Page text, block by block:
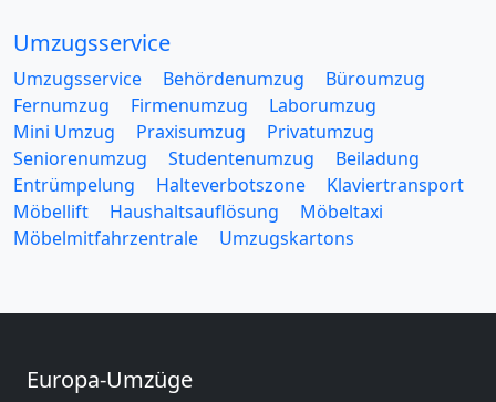
Umzugsservice
Umzugsservice Behördenumzug
Büroumzug
Fernumzug
Firmenumzug
Laborumzug
Mini Umzug
Praxisumzug
Privatumzug
Seniorenumzug
Studentenumzug
Beiladung
Entrümpelung
Halteverbotszone
Klaviertransport
Möbellift
Haushaltsauflösung
Möbeltaxi
Möbelmitfahrzentrale
Umzugskartons
Europa-Umzüge